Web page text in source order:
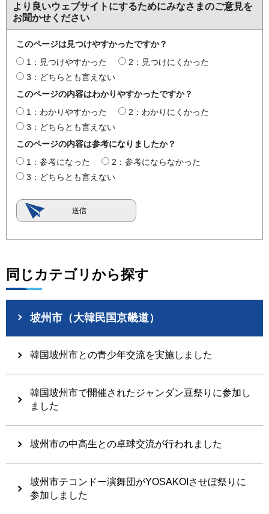
より良いウェブサイトにするためにみなさまのご意見を
お聞かせください
このページは見つけやすかったですか？
1：見つけやすかった
2：見つけにくかった
3：どちらとも言えない
このページの内容はわかりやすかったですか？
1：わかりやすかった
2：わかりにくかった
3：どちらとも言えない
このページの内容は参考になりましたか？
1：参考になった
2：参考にならなかった
3：どちらとも言えない
同じカテゴリから探す
坡州市（大韓民国京畿道）
韓国坡州市との青少年交流を実施しました
韓国坡州市で開催されたジャンダン豆祭りに参加し
ました
坡州市の中高生との卓球交流が行われました
坡州市テコンドー演舞団がYOSAKOIさせぼ祭りに
参加しました